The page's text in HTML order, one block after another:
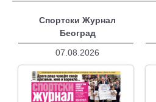
Спортски Журнал
Београд
07.08.2026